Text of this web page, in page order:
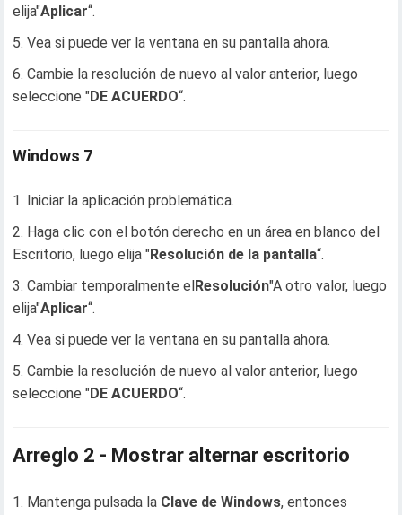
elija"Aplicar“.
Vea si puede ver la ventana en su pantalla ahora.
Cambie la resolución de nuevo al valor anterior, luego
seleccione "DE ACUERDO“.
Windows 7
Iniciar la aplicación problemática.
Haga clic con el botón derecho en un área en blanco del
Escritorio, luego elija "Resolución de la pantalla“.
Cambiar temporalmente elResolución"A otro valor, luego
elija"Aplicar“.
Vea si puede ver la ventana en su pantalla ahora.
Cambie la resolución de nuevo al valor anterior, luego
seleccione "DE ACUERDO“.
Arreglo 2 - Mostrar alternar escritorio
Mantenga pulsada la Clave de Windows, entonces